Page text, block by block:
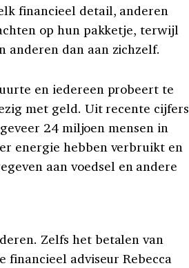
financieel detail, anderen
op hun pakketje, terwijl
anderen dan aan zichzelf.
en iedereen probeert te
met geld. Uit recente cijfers
24 miljoen mensen in
energie hebben verbruikt en
aan voedsel en andere
Zelfs het betalen van
financieel adviseur Rebecca